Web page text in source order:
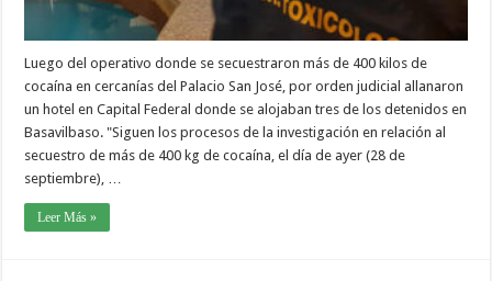
Luego del operativo donde se secuestraron más de 400 kilos de
cocaína en cercanías del Palacio San José, por orden judicial allanaron
un hotel en Capital Federal donde se alojaban tres de los detenidos en
Basavilbaso. "Siguen los procesos de la investigación en relación al
secuestro de más de 400 kg de cocaína, el día de ayer (28 de
septiembre), …
Leer Más »